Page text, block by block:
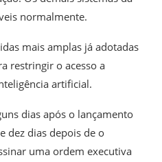
normalmente.
mais amplas já adotadas
restringir o acesso a
artificial.
dias após o lançamento
dez dias depois de o
uma ordem executiva